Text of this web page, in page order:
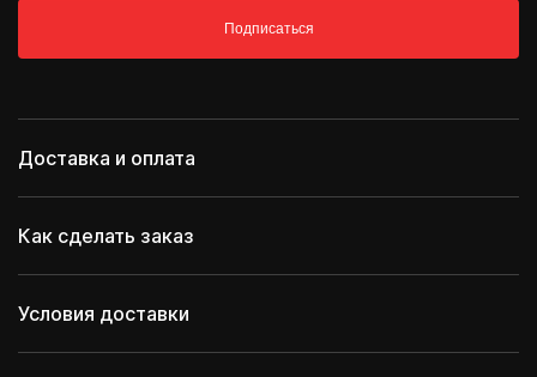
Подписаться
Доставка и оплата
Как сделать заказ
Условия доставки